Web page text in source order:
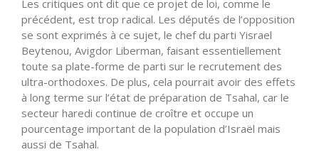
Les critiques ont dit que ce projet de loi, comme le
précédent, est trop radical. Les députés de l’opposition
se sont exprimés à ce sujet, le chef du parti Yisrael
Beytenou, Avigdor Liberman, faisant essentiellement
toute sa plate-forme de parti sur le recrutement des
ultra-orthodoxes. De plus, cela pourrait avoir des effets
à long terme sur l’état de préparation de Tsahal, car le
secteur haredi continue de croître et occupe un
pourcentage important de la population d’Israël mais
aussi de Tsahal.